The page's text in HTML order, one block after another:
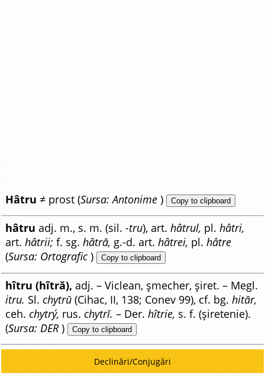
Hâtru ≠ prost (Sursa: Antonime ) Copy to clipboard
hâtru adj. m., s. m. (sil.-tru), art.hâtrul, pl.hâtri,
art.hâtrii; f. sg.hâtră, g.-d. art.hâtrei, pl.hâtre
(Sursa: Ortografic ) Copy to clipboard
hîtru (hîtră), adj. – Viclean, șmecher, șiret. – Megl.
itru. Sl.chytrŭ (Cihac, II, 138; Conev 99), cf. bg.hităr,
ceh.chytrý, rus.chytrĭ. – Der.hîtrie, s. f. (șiretenie).
(Sursa: DER) Copy to clipboard
Declinări/Conjugări